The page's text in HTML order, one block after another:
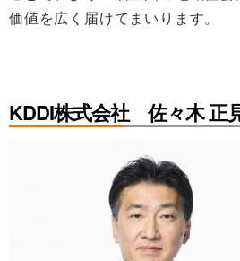
価値を広く届けてまいります。
KDDI株式会社 佐々木